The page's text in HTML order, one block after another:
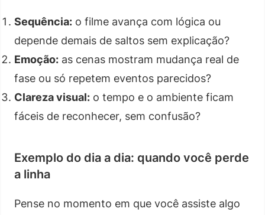
Sequência: o filme avança com lógica ou
depende demais de saltos sem explicação?
Emoção: as cenas mostram mudança real de
fase ou só repetem eventos parecidos?
Clareza visual: o tempo e o ambiente ficam
fáceis de reconhecer, sem confusão?
Exemplo do dia a dia: quando você perde
a linha
Pense no momento em que você assiste algo